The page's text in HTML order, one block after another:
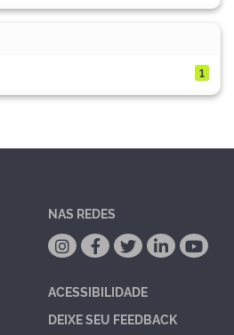
1
NAS REDES
ACESSIBILIDADE
DEIXE SEU FEEDBACK